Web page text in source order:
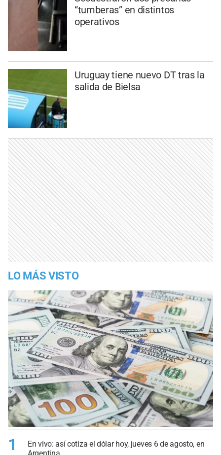
“tumberas” en distintos
operativos
Uruguay tiene nuevo DT tras la
salida de Bielsa
LO MÁS VISTO
1
En vivo: así cotiza el dólar hoy, jueves 6 de agosto, en
Argentina